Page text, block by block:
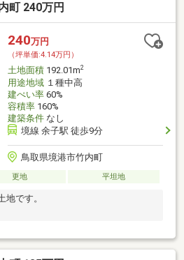
町 240万円
240万円
（坪単価:4.14万円）
土地面積192.01m2
用途地域１種中高
建ぺい率60%
容積率160%
建築条件なし
境線 余子駅 徒歩9分
鳥取県境港市竹内町
更地 平坦地
地です。